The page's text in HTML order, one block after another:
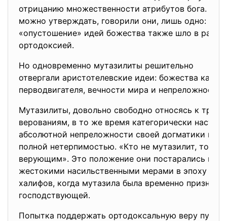
отрицанию множественности атрибутов бога. В
можно утверждать, говорили они, лишь одно:
«опустошение» идей божества также шло в
ортодоксией.
Но одновременно мутазилиты решительно
отвергали аристотелевские идеи: божества как
перводвигателя, вечности мира и непреложности
Мутазилиты, довольно свободно относясь к
верованиям, в то же время категорически
абсолютной непреложности своей догматики и
полной нетерпимостью. «Кто не мутазилит, того
верующим». Это положение они постарались
жестокими насильственными мерами в эпоху
халифов, когда мутазила была временно признана
господствующей.
Попытка поддержать ортодоксальную веру